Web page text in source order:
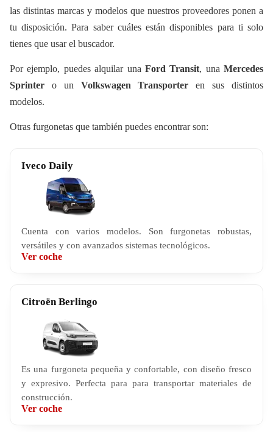
las distintas marcas y modelos que nuestros proveedores ponen a
tu disposición. Para saber cuáles están disponibles para ti solo
tienes que usar el buscador.
Por ejemplo, puedes alquilar una Ford Transit, una Mercedes
Sprinter o un Volkswagen Transporter en sus distintos
modelos.
Otras furgonetas que también puedes encontrar son:
Iveco Daily
Cuenta con varios modelos. Son furgonetas robustas,
versátiles y con avanzados sistemas tecnológicos.
Ver coche
Citroën Berlingo
Es una furgoneta pequeña y confortable, con diseño fresco
y expresivo. Perfecta para para transportar materiales de
construcción.
Ver coche